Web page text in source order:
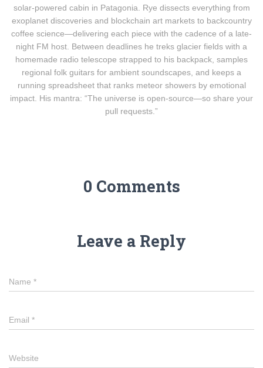
solar-powered cabin in Patagonia. Rye dissects everything from
exoplanet discoveries and blockchain art markets to backcountry
coffee science—delivering each piece with the cadence of a late-
night FM host. Between deadlines he treks glacier fields with a
homemade radio telescope strapped to his backpack, samples
regional folk guitars for ambient soundscapes, and keeps a
running spreadsheet that ranks meteor showers by emotional
impact. His mantra: “The universe is open-source—so share your
pull requests.”
0 Comments
Leave a Reply
Name *
Email *
Website